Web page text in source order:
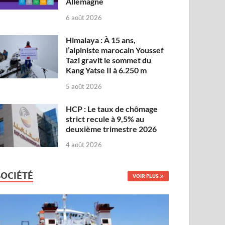
6 août 2026
Himalaya : À 15 ans,
l’alpiniste marocain Youssef
Tazi gravit le sommet du
Kang Yatse II à 6.250 m
5 août 2026
HCP : Le taux de chômage
strict recule à 9,5% au
deuxième trimestre 2026
4 août 2026
VOIR PLUS